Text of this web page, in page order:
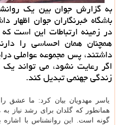
به گزارش جوان بین یك
باشگاه خبرنگاران جوان
در زمینه ارتباطات این است
همچنان همان احساسی را
داشتند، پس مجموعه عواملی
اگر رعایت نشود، می تواند
زندگی جهنمی تبدیل كند.
همانطور كه گلدان برای رشد نیاز
گونه است. این روانشناس با اشاره